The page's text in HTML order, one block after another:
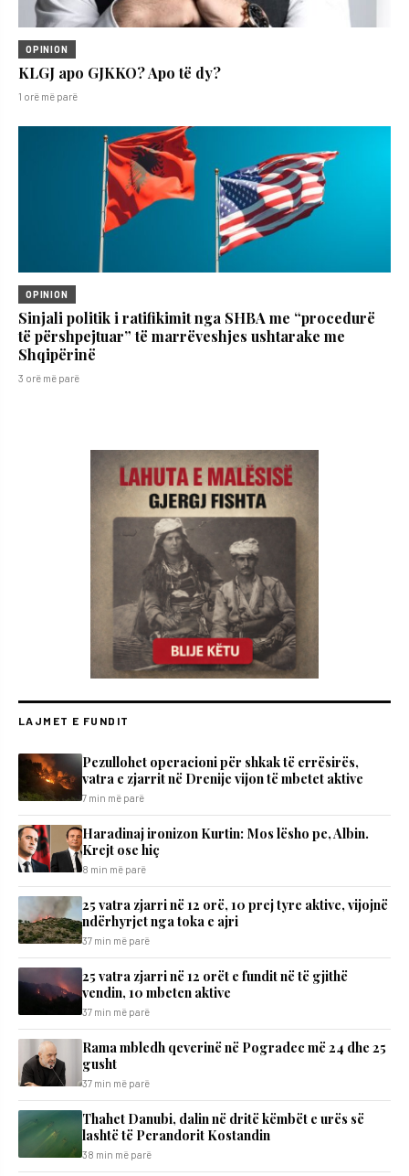
OPINION
KLGJ apo GJKKO? Apo të dy?
1 orë më parë
OPINION
Sinjali politik i ratifikimit nga SHBA me “procedurë
të përshpejtuar” të marrëveshjes ushtarake me
Shqipërinë
3 orë më parë
LAJMET E FUNDIT
Pezullohet operacioni për shkak të errësirës,
vatra e zjarrit në Drenije vijon të mbetet aktive
7 min më parë
Haradinaj ironizon Kurtin: Mos lësho pe, Albin.
Krejt ose hiç
8 min më parë
25 vatra zjarri në 12 orë, 10 prej tyre aktive, vijojnë
ndërhyrjet nga toka e ajri
37 min më parë
25 vatra zjarri në 12 orët e fundit në të gjithë
vendin, 10 mbeten aktive
37 min më parë
Rama mbledh qeverinë në Pogradec më 24 dhe 25
gusht
37 min më parë
Thahet Danubi, dalin në dritë këmbët e urës së
lashtë të Perandorit Kostandin
38 min më parë